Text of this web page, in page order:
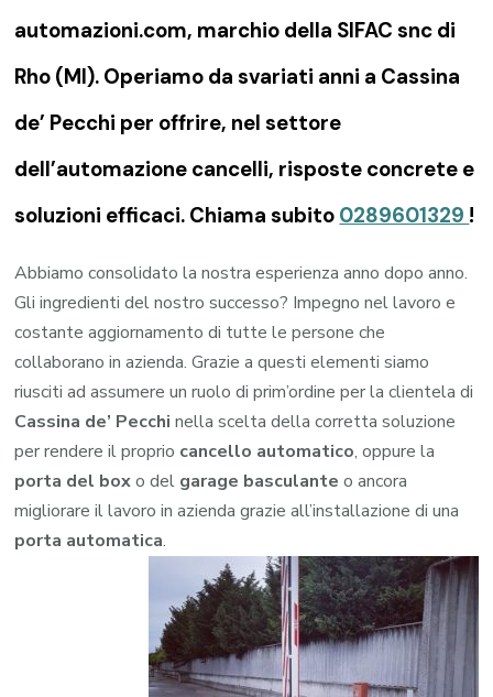
automazioni.com, marchio della SIFAC snc di
Rho (MI). Operiamo da svariati anni a Cassina
de’ Pecchi per offrire, nel settore
dell’automazione cancelli, risposte concrete e
soluzioni efficaci. Chiama subito 0289601329 !
Abbiamo consolidato la nostra esperienza anno dopo anno.
Gli ingredienti del nostro successo? Impegno nel lavoro e
costante aggiornamento di tutte le persone che
collaborano in azienda. Grazie a questi elementi siamo
riusciti ad assumere un ruolo di prim’ordine per la clientela di
Cassina de’ Pecchi nella scelta della corretta soluzione
per rendere il proprio cancello automatico, oppure la
porta del boxo del garage basculante o ancora
migliorare il lavoro in azienda grazie all’installazione di una
porta automatica.